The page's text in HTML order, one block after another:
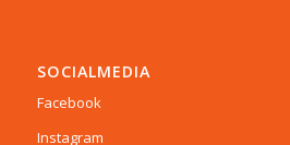
SOCIALMEDIA
Facebook
Instagram